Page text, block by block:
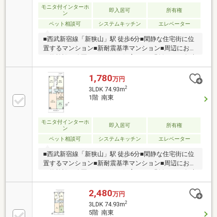
モニタ付インターホ
ン
即入居可 所有権
ペット相談可 システムキッチン エレベーター
■西武新宿線「新狭山」駅 徒歩6分■閑静な住宅街に位
置するマンション■新耐震基準マンション■周辺にお買
でも荷物の受取りが可能な宅配ボックスあり■2面バル
コニー付きの住戸☆2025年5月完成新規リフォーム物
件☆・全室クロス張替・システムキッチン交換・浴室
交換・洗面化粧台交換・トイレ交換・床クッションフ
ロア上張り・畳表替え・給湯器交換・リビングエアコ
ン新規設置・ハウスクリーニング
1,780万円
3LDK 74.93m2
1階 南東
モニタ付インターホ
ン
即入居可 所有権
ペット相談可 システムキッチン エレベーター
■西武新宿線「新狭山」駅 徒歩6分■閑静な住宅街に位
置するマンション■新耐震基準マンション■周辺にお買
でも荷物の受取りが可能な宅配ボックスあり■2面バル
コニー付きの住戸☆2025年5月完成新規リフォーム物
件☆・全室クロス張替・システムキッチン交換・浴室
交換・洗面化粧台交換・トイレ交換・床クッションフ
2,480万円
3LDK 74.93m2
5階 南東